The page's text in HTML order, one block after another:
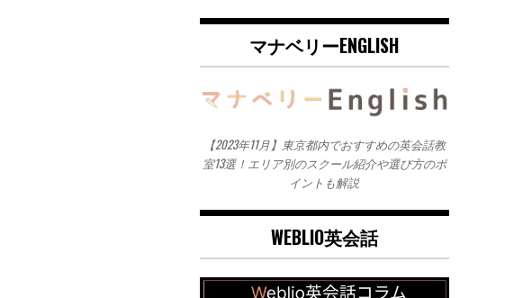
マナベリーENGLISH
【2023年11月】東京都内でおすすめの英会話教
室13選！エリア別のスクール紹介や選び方のポ
イントも解説
WEBLIO英会話